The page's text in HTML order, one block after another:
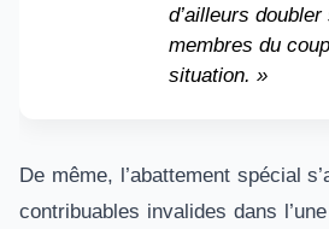
d’ailleurs
membres du
situation. »
De même, l’abattement spécial
contribuables invalides dans